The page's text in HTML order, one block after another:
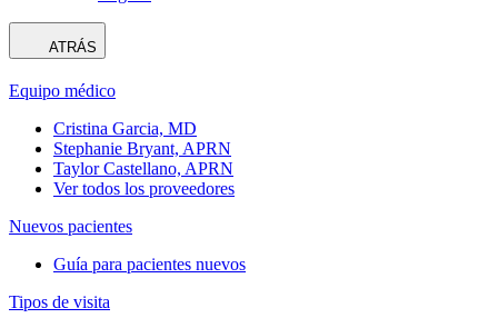
ATRÁS
Equipo médico
Cristina Garcia, MD
Stephanie Bryant, APRN
Taylor Castellano, APRN
Ver todos los proveedores
Nuevos pacientes
Guía para pacientes nuevos
Tipos de visita